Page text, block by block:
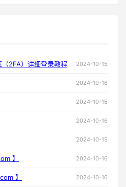
2FA）详细登录教程 2024-10-15
2024-10-16
2024-10-16
2024-10-16
2024-10-15
】 2024-10-16
】 2024-10-16